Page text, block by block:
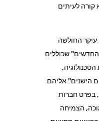
לעיתים
שניתן לראות בתרשים 13, עיקר החולשה
שכוללים
הישנים" אליהם
בפרט חברות
הצמיחה